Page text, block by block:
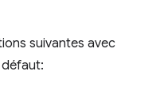
suivantes avec